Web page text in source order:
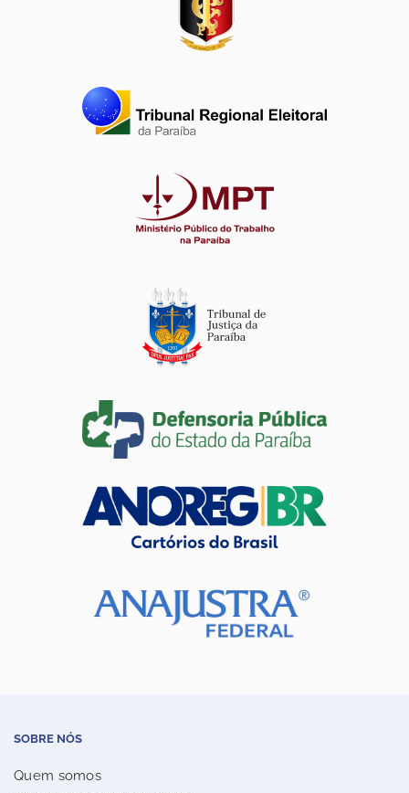
SOBRE NÓS
Quem somos